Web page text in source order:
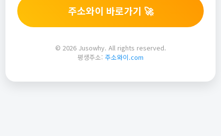
주소와이 바로가기 🚀
© 2026 Jusowhy. All rights reserved.
평생주소: 주소와이.com